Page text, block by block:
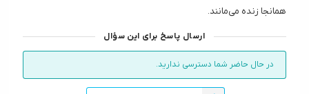
همانجا زنده می‌مانند.
ارسال پاسخ برای این سؤال
در حال حاضر شما دسترسی ندارید.